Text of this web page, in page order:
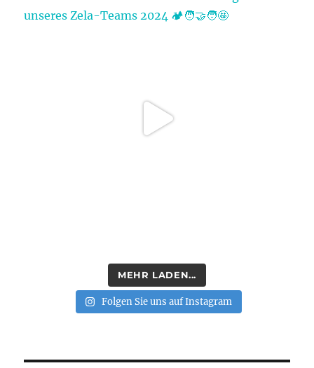
MEHR LADEN...
Folgen Sie uns auf Instagram